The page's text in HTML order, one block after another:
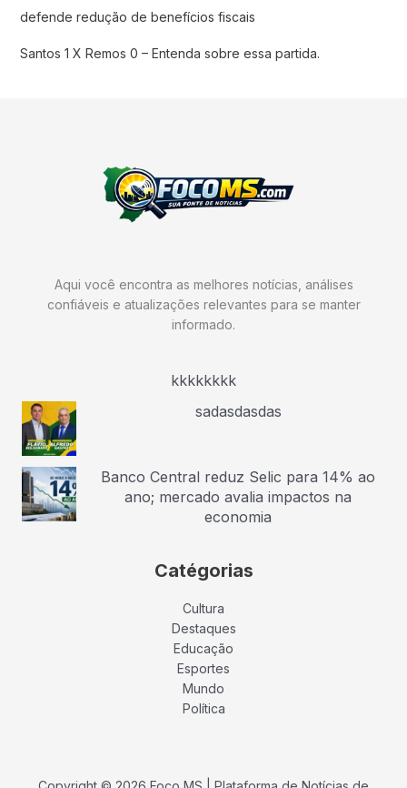
defende redução de benefícios fiscais
Santos 1 X Remos 0 – Entenda sobre essa partida.
Aqui você encontra as melhores notícias, análises
confiáveis e atualizações relevantes para se manter
informado.
kkkkkkkk
sadasdasdas
Banco Central reduz Selic para 14% ao
ano; mercado avalia impactos na
economia
Catégorias
Cultura
Destaques
Educação
Esportes
Mundo
Política